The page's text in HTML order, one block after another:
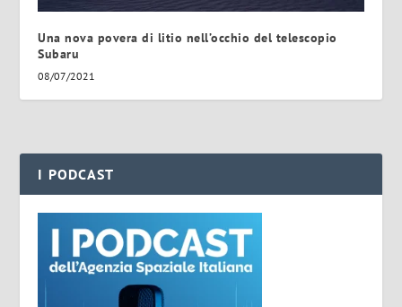
Una nova povera di litio nell’occhio del telescopio
Subaru
08/07/2021
I PODCAST